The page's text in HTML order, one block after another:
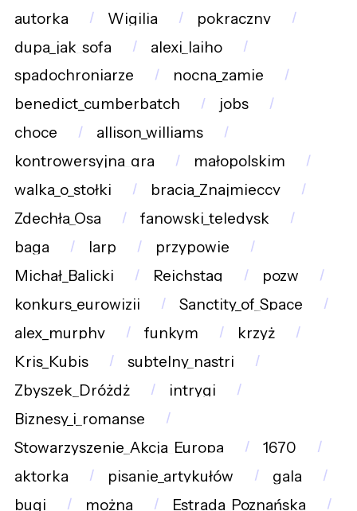
autorka
Wigilia
pokraczny
dupa_jak_sofa
alexi_laiho
spadochroniarze
nocna_zamie
benedict_cumberbatch
jobs
choce
allison_williams
kontrowersyjna_gra
małopolskim
walka_o_stołki
bracia_Znajmieccy
Zdechła_Osa
fanowski_teledysk
baga
larp
przypowie
Michał_Balicki
Reichstag
pozw
konkurs_eurowizji
Sanctity_of_Space
alex_murphy
funkym
krzyż
Kris_Kubis
subtelny_nastrj
Zbyszek_Dróżdż
intrygi
Biznesy_i_romanse
Stowarzyszenie_Akcja_Europa
1670
aktorka
pisanie_artykułów
gala
bugi
można
Estrada_Poznańska